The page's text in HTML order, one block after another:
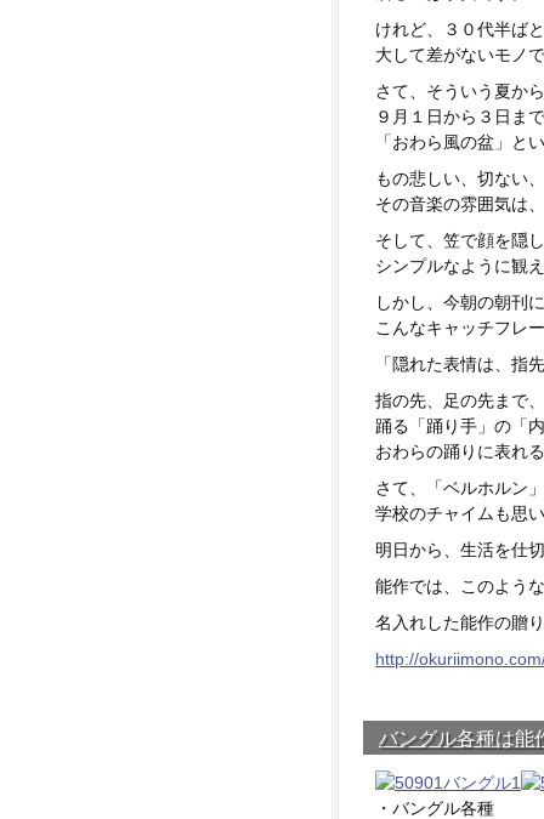
けれど、３０代半ば
大して差がないモノ
さて、そういう夏か
９月１日から３日ま
「おわら風の盆」と
もの悲しい、切ない
その音楽の雰囲気は
そして、笠で顔を隠
シンプルなように観
しかし、今朝の朝刊
こんなキャッチフレ
「隠れた表情は、指
指の先、足の先まで
踊る「踊り手」の「
おわらの踊りに表れ
さて、「ベルホルン
学校のチャイムも思
明日から、生活を仕
能作では、このよう
名入れした能作の贈
http://
バングル各種は能
・バングル各種